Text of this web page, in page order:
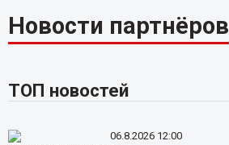
Новости партнёров
ТОП новостей
06.8.2026 12:00